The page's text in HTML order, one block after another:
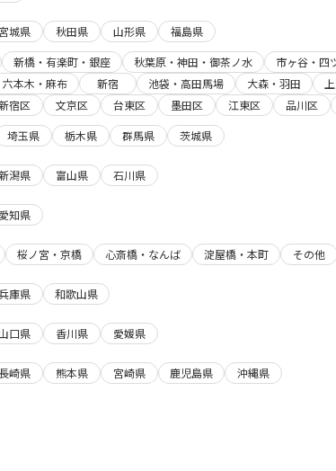
宮城県 秋田県 山形県 福島県
新橋・有楽町・銀座 秋葉原・神田・御茶ノ水 市ヶ谷・四
本木・麻布 新宿 池袋・高田馬場 大森・羽田
宿区 文京区 台東区 墨田区 江東区 品川区
埼玉県 栃木県 群馬県 茨城県
潟県 富山県 石川県
愛知県
桜ノ宮・京橋 心斎橋・なんば 淀屋橋・本町 その他
庫県 和歌山県
口県 香川県 愛媛県
長崎県 熊本県 宮崎県 鹿児島県 沖縄県